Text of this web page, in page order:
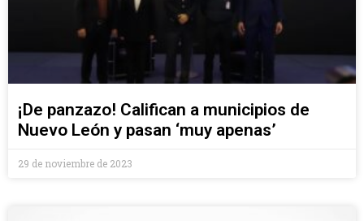
¡De panzazo! Califican a municipios de
Nuevo León y pasan ‘muy apenas’
29 de noviembre de 2023